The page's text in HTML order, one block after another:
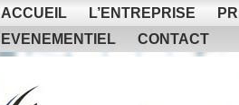
ACCUEIL L’ENTREPRISE
EVENEMENTIEL
CONTACT